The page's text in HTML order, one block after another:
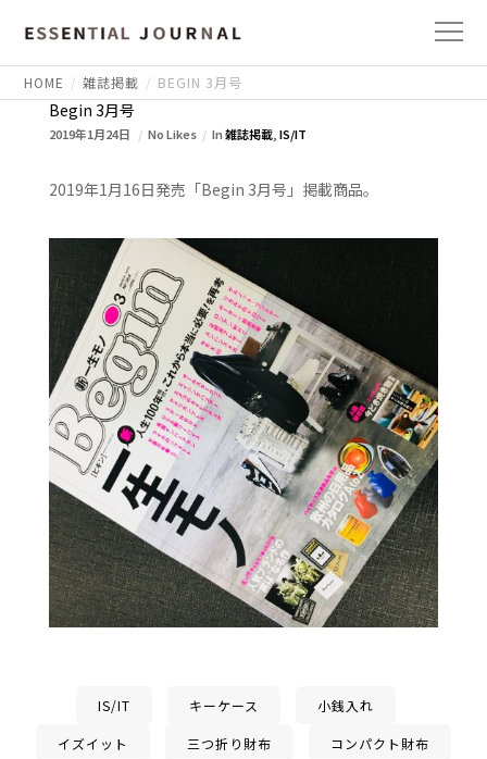
HOME 雑誌掲載 BEGIN 3月号
Begin 3月号
2019年1月24日 No Likes In雑誌掲載, IS/IT
2019年1月16日発売「Begin 3月号」掲載商品。
IS/IT キーケース 小銭入れ
イズイット 三つ折り財布 コンパクト財布